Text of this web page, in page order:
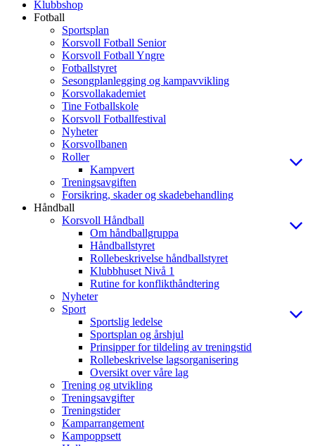
Klubbshop
Fotball
Sportsplan
Korsvoll Fotball Senior
Korsvoll Fotball Yngre
Fotballstyret
Sesongplanlegging og kampavvikling
Korsvollakademiet
Tine Fotballskole
Korsvoll Fotballfestival
Nyheter
Korsvollbanen
Roller
Kampvert
Treningsavgiften
Forsikring, skader og skadebehandling
Håndball
Korsvoll Håndball
Om håndballgruppa
Håndballstyret
Rollebeskrivelse håndballstyret
Klubbhuset Nivå 1
Rutine for konflikthåndtering
Nyheter
Sport
Sportslig ledelse
Sportsplan og årshjul
Prinsipper for tildeling av treningstid
Rollebeskrivelse lagsorganisering
Oversikt over våre lag
Trening og utvikling
Treningsavgifter
Treningstider
Kamparrangement
Kampoppsett